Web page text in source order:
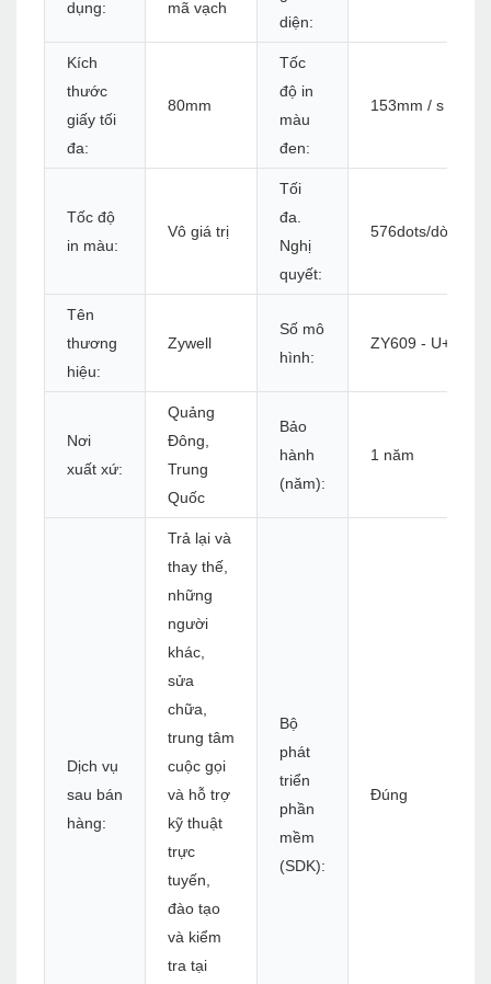
dụng: mã vạch
diện:
Kích
thước
giấy tối
đa:
80mm
Tốc
độ in
màu
đen:
153mm / s
Tốc độ
in màu:
Vô giá trị
Tối
đa.
Nghị
quyết:
576dots/dòng
Tên
thương
hiệu:
Zywell
Số mô
hình:
ZY609 - U+S+L
Nơi
xuất xứ:
Quảng
Đông,
Trung
Quốc
Bảo
hành
(năm):
1 năm
Dịch vụ
sau bán
hàng:
Trả lại và
thay thế,
những
người
khác,
sửa
chữa,
trung tâm
cuộc gọi
và hỗ trợ
kỹ thuật
trực
tuyến,
đào tạo
và kiểm
tra tại
Bộ
phát
triển
phần
mềm
(SDK):
Đúng